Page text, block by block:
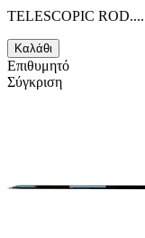
TELESCOPIC
Καλάθι
Επιθυμητό
Σύγκριση